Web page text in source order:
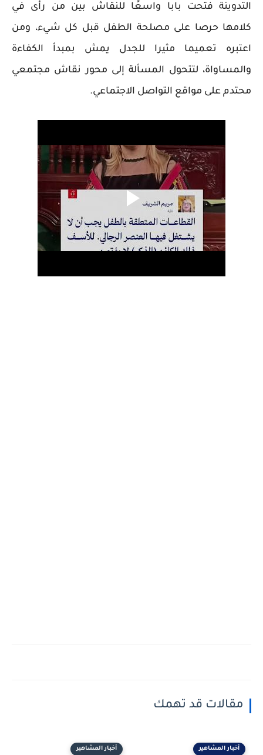
التدوينة فتحت بابا واسعًا للنقاش بين من رأى في
كلامها حرصا على مصلحة الطفل قبل كل شيء، ومن
اعتبره تعميما مثيرا للجدل يمش بمبدأ الكفاءة
والمساواة، لتتحول المسألة إلى محور نقاش مجتمعي
محتدم على مواقع التواصل الاجتماعي.
مقالات قد تهمك
أخبار المشاهير أخبار المشاهير